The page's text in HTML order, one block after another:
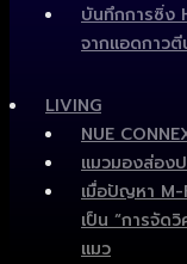
บันทึกการซิ่ง
จากแอดกาวตี
LIVING
NUE
แมวมองส่อง
เมื่อปัญหา M-
เป็น “การจัด
แมว